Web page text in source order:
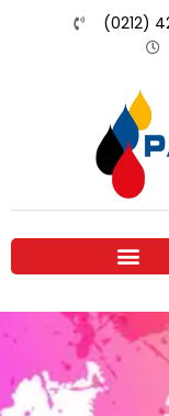
(0212)